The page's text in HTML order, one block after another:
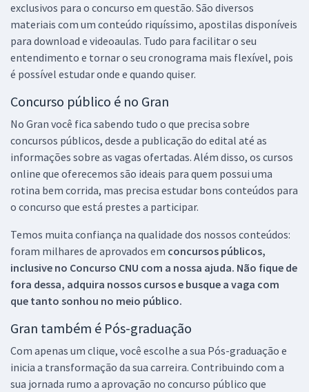
exclusivos para o concurso em questão. São diversos
materiais com um conteúdo riquíssimo, apostilas disponíveis
para download e videoaulas. Tudo para facilitar o seu
entendimento e tornar o seu cronograma mais flexível, pois
é possível estudar onde e quando quiser.
Concurso público é no Gran
No Gran você fica sabendo tudo o que precisa sobre
concursos públicos, desde a publicação do edital até as
informações sobre as vagas ofertadas. Além disso, os cursos
online que oferecemos são ideais para quem possui uma
rotina bem corrida, mas precisa estudar bons conteúdos para
o concurso que está prestes a participar.
Temos muita confiança na qualidade dos nossos conteúdos:
foram milhares de aprovados em concursos públicos,
inclusive no Concurso CNU com a nossa ajuda. Não fique de
fora dessa, adquira nossos cursos e busque a vaga com
que tanto sonhou no meio público.
Gran também é Pós-graduação
Com apenas um clique, você escolhe a sua Pós-graduação e
inicia a transformação da sua carreira. Contribuindo com a
sua jornada rumo a aprovação no concurso público que